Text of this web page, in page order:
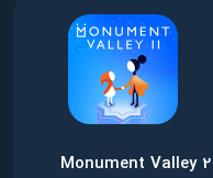
Monument Valley 2